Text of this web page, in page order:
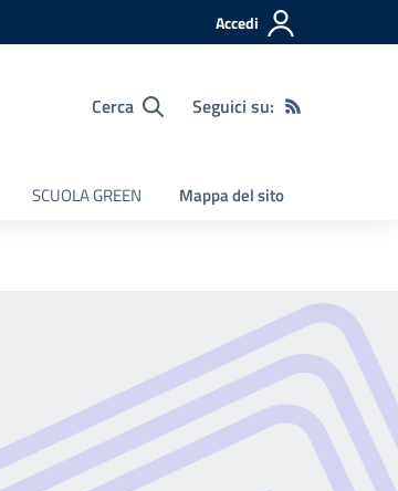
Accedi
Cerca Seguici su:
SCUOLA GREEN Mappa del sito